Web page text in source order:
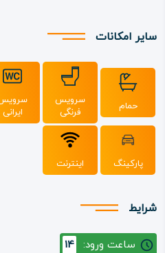
سایر امکانات
حمام
سرویس
فرنگی
ایرانی
پارکینگ اینترنت
شرایط
ساعت ورود: 14